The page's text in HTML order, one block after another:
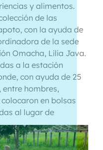
y alimentos.
de las
con la ayuda de
de la sede
Omacha, Lilia Java.
a la estación
con ayuda de 25
hombres,
en bolsas
al lugar de